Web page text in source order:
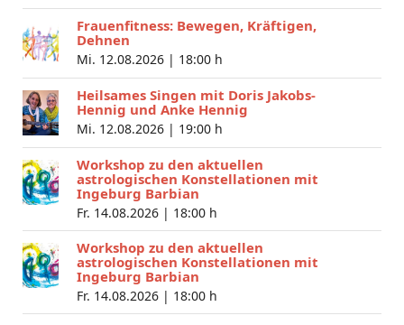
Frauenfitness: Bewegen, Kräftigen,
Dehnen
Mi. 12.08.2026 | 18:00 h
Heilsames Singen mit Doris Jakobs-
Hennig und Anke Hennig
Mi. 12.08.2026 | 19:00 h
Workshop zu den aktuellen
astrologischen Konstellationen mit
Ingeburg Barbian
Fr. 14.08.2026 | 18:00 h
Workshop zu den aktuellen
astrologischen Konstellationen mit
Ingeburg Barbian
Fr. 14.08.2026 | 18:00 h